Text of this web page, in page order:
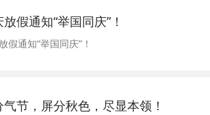
假通知“举国同庆”！
假通知“举国同庆”！
气节，屏分秋色，尽显本领！